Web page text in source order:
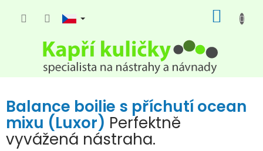
KOŠÍK
Balance boilie s příchutí ocean
mixu (Luxor) Perfektně
vyvážená nástraha.